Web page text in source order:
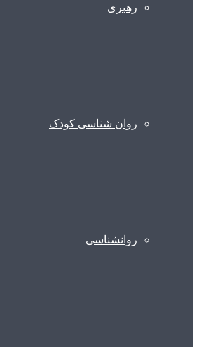
رهبری
روان شناسی کودک
روانشناسی